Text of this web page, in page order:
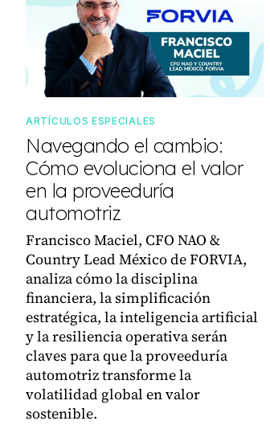
ARTÍCULOS ESPECIALES
Navegando el cambio:
Cómo evoluciona el valor
en la proveeduría
automotriz
Francisco Maciel, CFO NAO &
Country Lead México de FORVIA,
analiza cómo la disciplina
financiera, la simplificación
estratégica, la inteligencia artificial
y la resiliencia operativa serán
claves para que la proveeduría
automotriz transforme la
volatilidad global en valor
sostenible.